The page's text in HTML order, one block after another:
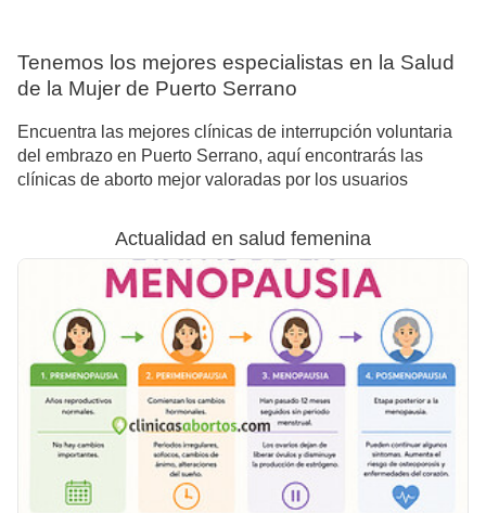
Tenemos los mejores especialistas en la Salud
de la Mujer de Puerto Serrano
Encuentra las mejores clínicas de interrupción voluntaria
del embrazo en Puerto Serrano, aquí encontrarás las
clínicas de aborto mejor valoradas por los usuarios
Actualidad en salud femenina